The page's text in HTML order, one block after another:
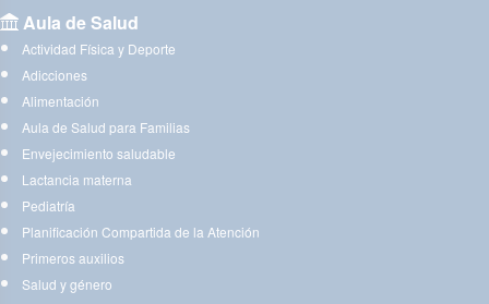
Aula de Salud
Actividad Física y Deporte
Adicciones
Alimentación
Aula de Salud para Familias
Envejecimiento saludable
Lactancia materna
Pediatría
Planificación Compartida de la Atención
Primeros auxilios
Salud y género